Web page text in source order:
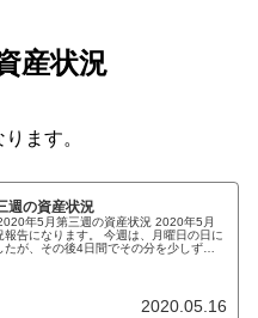
産状況
ます。
週の資産状況
年5月第三週の資産状況 2020年5月
ます。 今週は、月曜日の日に
が、その後4日間でその分を少しずつ
2020.05.16